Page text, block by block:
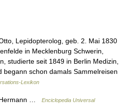
Lepidopterolog, geb. 2. Mai 1830
in Mecklenburg Schwerin,
studierte seit 1849 in Berlin Medizin,
begann schon damals Sammelreisen
Lexikon
… Enciclopedia Universal